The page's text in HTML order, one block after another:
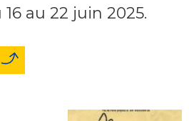
au 22 juin 2025.